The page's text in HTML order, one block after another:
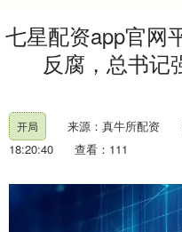
七星配资app官网
反腐，总书记
开局 来源：真牛所配资
18:20:40
查看：111